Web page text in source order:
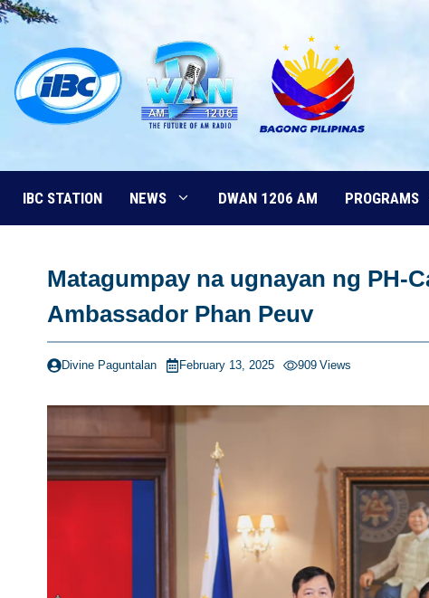
Skip
content
IBC STATION NEWS DWAN 1206 AM PROGRAMS
Matagumpay na ugnayan ng PH-
Ambassador Phan Peuv
Divine Paguntalan February 13, 2025 909 Views